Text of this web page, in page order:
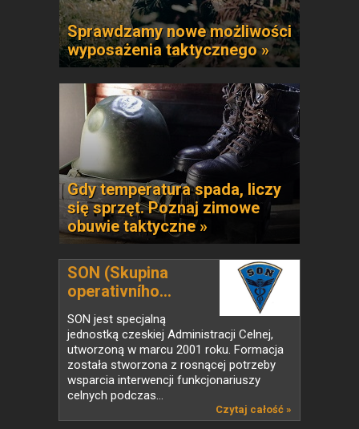
Sprawdzamy nowe możliwości
wyposażenia taktycznego »
Gdy temperatura spada, liczy
się sprzęt. Poznaj zimowe
obuwie taktyczne »
SON (Skupina
operativního...
SON jest specjalną
jednostką czeskiej Administracji Celnej,
utworzoną w marcu 2001 roku. Formacja
została stworzona z rosnącej potrzeby
wsparcia interwencji funkcjonariuszy
celnych podczas...
Czytaj całość »